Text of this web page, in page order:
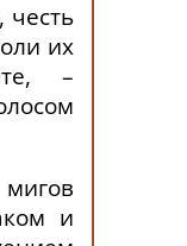
честь
их
–
и